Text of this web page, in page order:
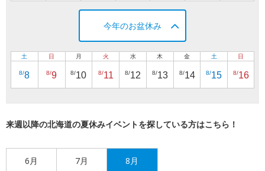
今年のお盆休み
土
8/8
日
8/9
月
8/10
火
8/11
水
8/12
木
8/13
金
8/14
土
8/15
日
8/16
来週以降の北海道の夏休みイベントを探している方はこちら！
6月 7月 8月